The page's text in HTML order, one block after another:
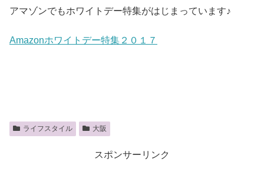
アマゾンでもホワイトデー特集がはじまっています♪
Amazonホワイトデー特集２０１７
ライフスタイル 大阪
スポンサーリンク